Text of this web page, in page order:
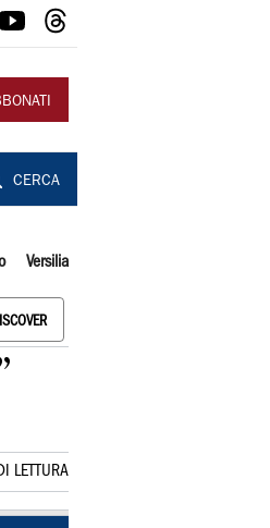
CERCA
Versilia
LETTURA